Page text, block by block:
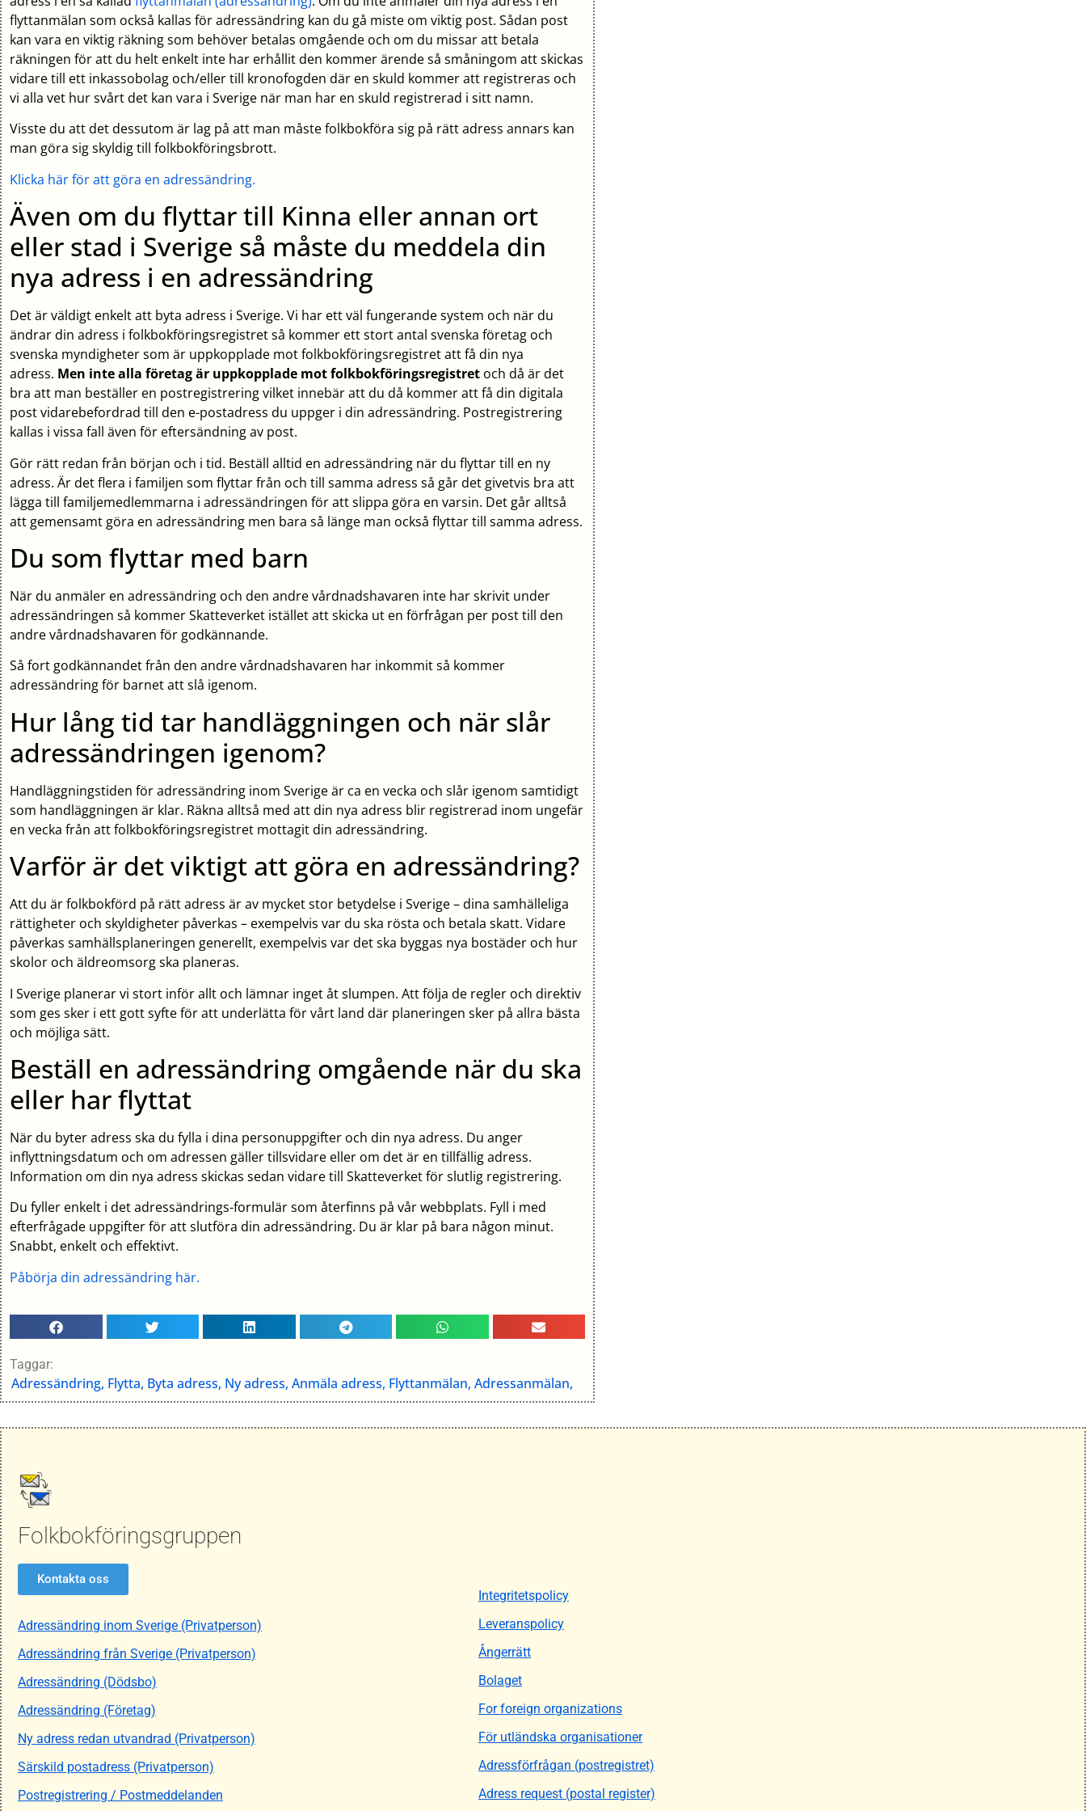
flyttanmälan som också kallas för adressändring kan du gå miste om viktig post. Sådan post
kan vara en viktig räkning som behöver betalas omgående och om du missar att betala
räkningen för att du helt enkelt inte har erhållit den kommer ärende så småningom att skickas
vidare till ett inkassobolag och/eller till kronofogden där en skuld kommer att registreras och
vi alla vet hur svårt det kan vara i Sverige när man har en skuld registrerad i sitt namn.
Visste du att det dessutom är lag på att man måste folkbokföra sig på rätt adress annars kan
man göra sig skyldig till folkbokföringsbrott.
Klicka här för att göra en adressändring.
Även om du flyttar till Kinna eller annan ort
eller stad i Sverige så måste du meddela din
nya adress i en adressändring
Det är väldigt enkelt att byta adress i Sverige. Vi har ett väl fungerande system och när du
ändrar din adress i folkbokföringsregistret så kommer ett stort antal svenska företag och
svenska myndigheter som är uppkopplade mot folkbokföringsregistret att få din nya
adress. Men inte alla företag är uppkopplade mot folkbokföringsregistret och då är det
bra att man beställer en postregistrering vilket innebär att du då kommer att få din digitala
post vidarebefordrad till den e-postadress du uppger i din adressändring. Postregistrering
kallas i vissa fall även för eftersändning av post.
Gör rätt redan från början och i tid. Beställ alltid en adressändring när du flyttar till en ny
adress. Är det flera i familjen som flyttar från och till samma adress så går det givetvis bra att
lägga till familjemedlemmarna i adressändringen för att slippa göra en varsin. Det går alltså
att gemensamt göra en adressändring men bara så länge man också flyttar till samma adress.
Du som flyttar med barn
När du anmäler en adressändring och den andre vårdnadshavaren inte har skrivit under
adressändringen så kommer Skatteverket istället att skicka ut en förfrågan per post till den
andre vårdnadshavaren för godkännande.
Så fort godkännandet från den andre vårdnadshavaren har inkommit så kommer
adressändring för barnet att slå igenom.
Hur lång tid tar handläggningen och när slår
adressändringen igenom?
Handläggningstiden för adressändring inom Sverige är ca en vecka och slår igenom samtidigt
som handläggningen är klar. Räkna alltså med att din nya adress blir registrerad inom ungefär
en vecka från att folkbokföringsregistret mottagit din adressändring.
Varför är det viktigt att göra en adressändring?
Att du är folkbokförd på rätt adress är av mycket stor betydelse i Sverige – dina samhälleliga
rättigheter och skyldigheter påverkas – exempelvis var du ska rösta och betala skatt. Vidare
påverkas samhällsplaneringen generellt, exempelvis var det ska byggas nya bostäder och hur
skolor och äldreomsorg ska planeras.
I Sverige planerar vi stort inför allt och lämnar inget åt slumpen. Att följa de regler och direktiv
som ges sker i ett gott syfte för att underlätta för vårt land där planeringen sker på allra bästa
och möjliga sätt.
Beställ en adressändring omgående när du ska
eller har flyttat
När du byter adress ska du fylla i dina personuppgifter och din nya adress. Du anger
inflyttningsdatum och om adressen gäller tillsvidare eller om det är en tillfällig adress.
Information om din nya adress skickas sedan vidare till Skatteverket för slutlig registrering.
Du fyller enkelt i det adressändrings-formulär som återfinns på vår webbplats. Fyll i med
efterfrågade uppgifter för att slutföra din adressändring. Du är klar på bara någon minut.
Snabbt, enkelt och effektivt.
Påbörja din adressändring här.
Taggar:
Adressändring, Flytta, Byta adress, Ny adress, Anmäla adress, Flyttanmälan, Adressanmälan,
Folkbokföringsgruppen
Kontakta oss
Adressändring inom Sverige (Privatperson)
Adressändring från Sverige (Privatperson)
Adressändring (Dödsbo)
Adressändring (Företag)
Ny adress redan utvandrad (Privatperson)
Särskild postadress (Privatperson)
Postregistrering / Postmeddelanden
Integritetspolicy
Leveranspolicy
Ångerrätt
Bolaget
For foreign organizations
För utländska organisationer
Adressförfrågan (postregistret)
Adress request (postal register)